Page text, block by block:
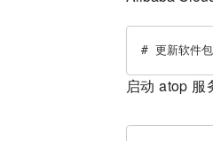
# 更新软
启动 atop 服